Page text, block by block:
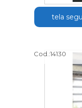
tela
Cod.:14130